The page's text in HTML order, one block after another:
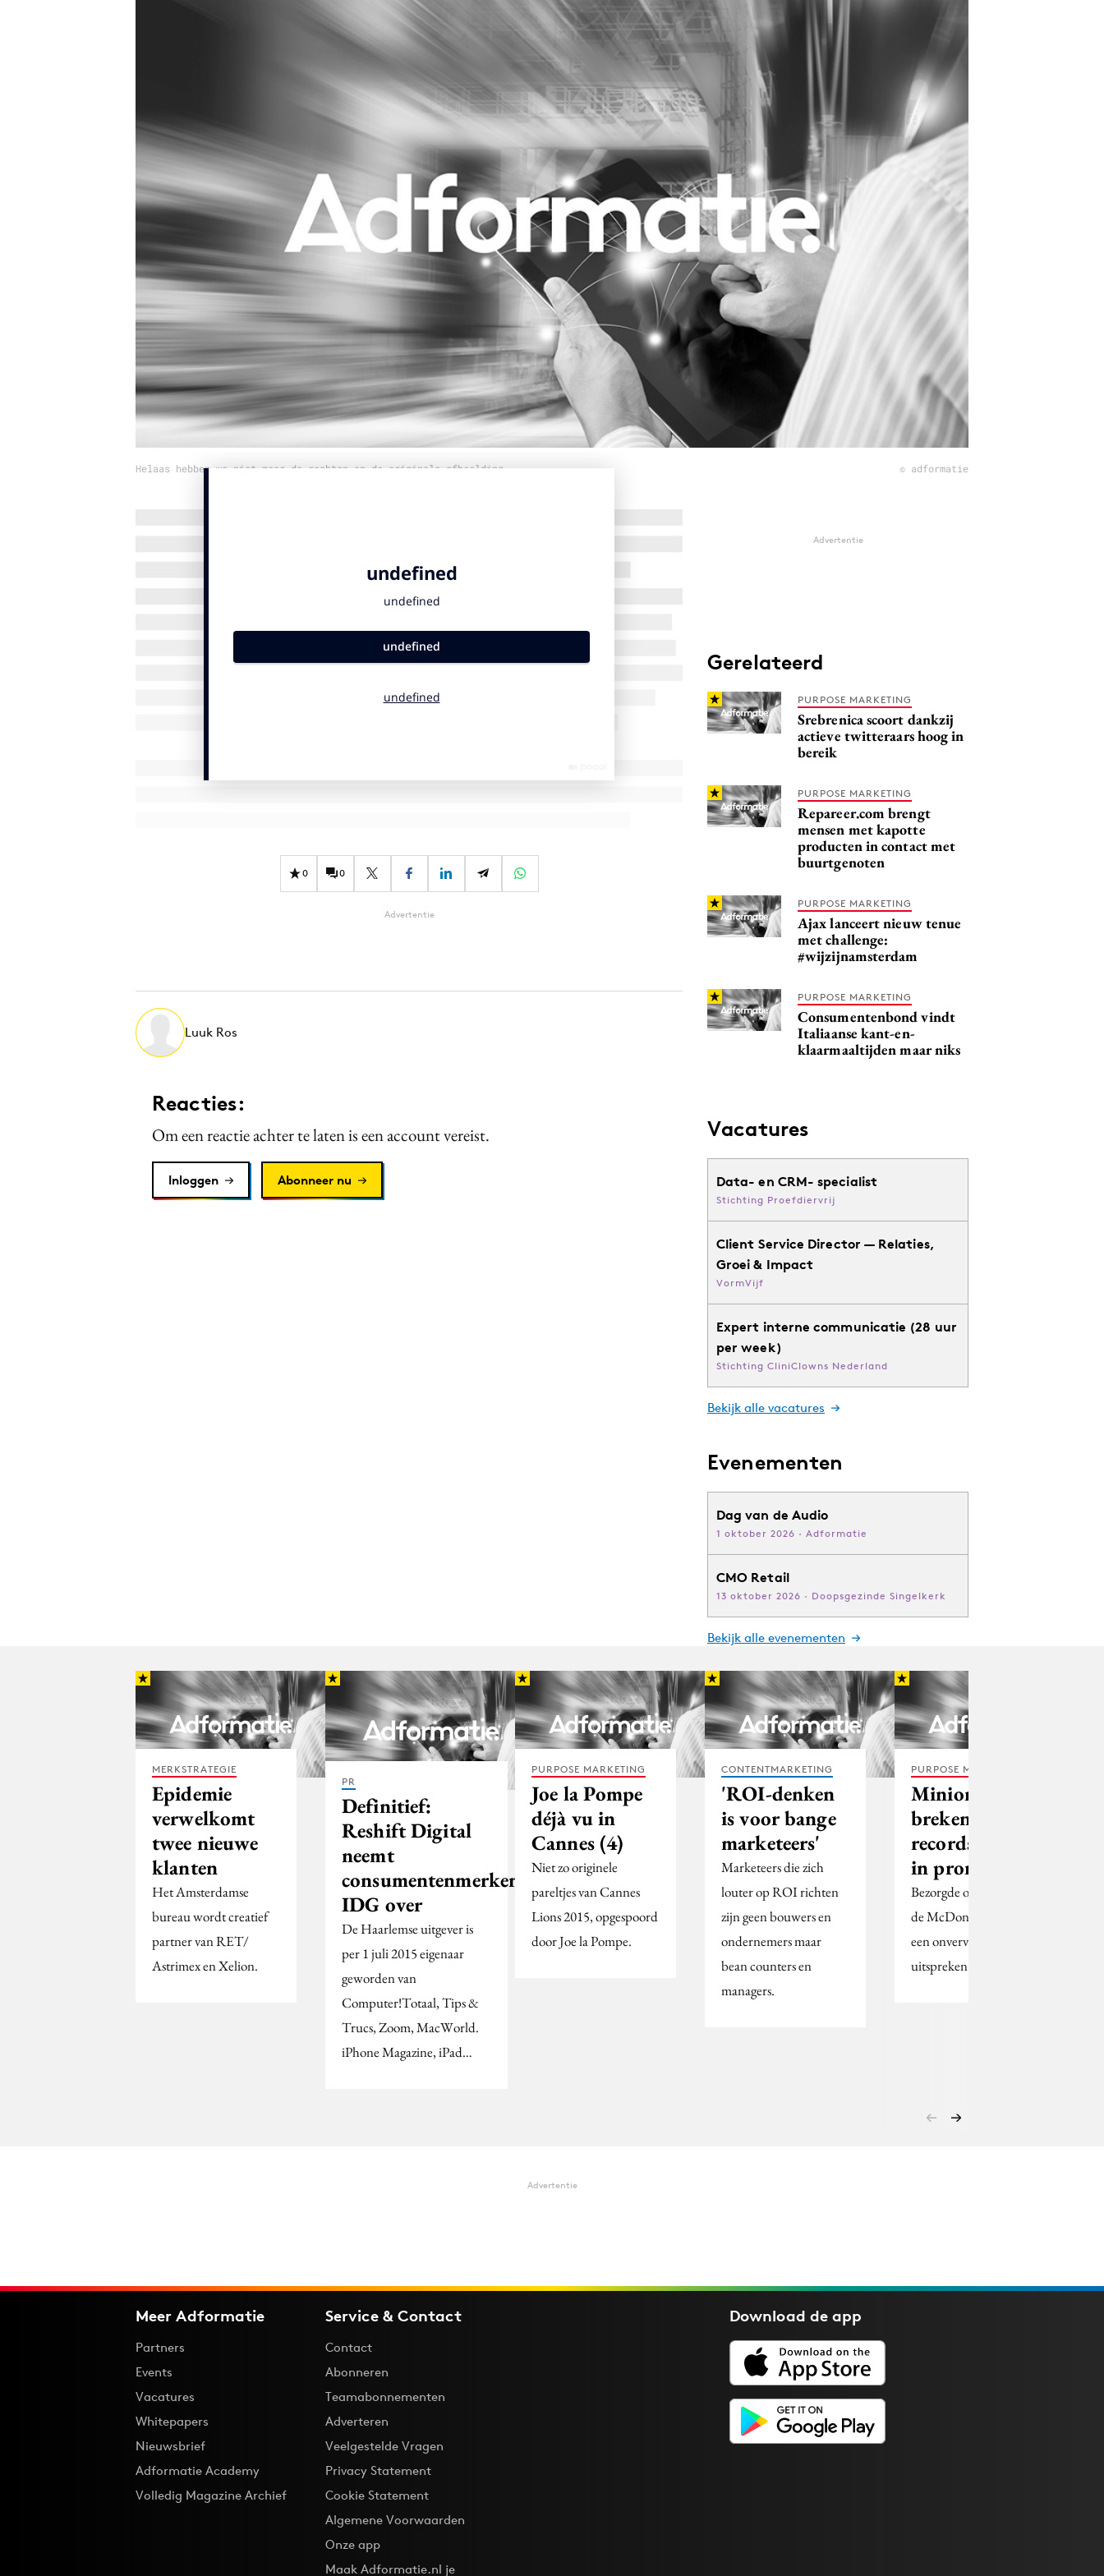
Gedragsverandering
Influencer marketing
Interne communicatie
Purpose Marketing
Reputatie & crisis
Helaas hebben we niet meer de rechten op de originele afbeelding © adformatie
0 0
Advertentie
Luuk Ros
Reacties:
Om een reactie achter te laten is een account vereist.
Inloggen Abonneer nu
Advertentie
Gerelateerd
PURPOSE MARKETING
Srebrenica scoort dankzij
actieve twitteraars hoog in
bereik
PURPOSE MARKETING
Repareer.com brengt
mensen met kapotte
producten in contact met
buurtgenoten
PURPOSE MARKETING
Ajax lanceert nieuw tenue
met challenge:
#wijzijnamsterdam
PURPOSE MARKETING
Consumentenbond vindt
Italiaanse kant-en-
klaarmaaltijden maar niks
Vacatures
Data- en CRM- specialist
Stichting Proefdiervrij
Client Service Director — Relaties,
Groei & Impact
VormVijf
Expert interne communicatie (28 uur
per week)
Stichting CliniClowns Nederland
Bekijk alle vacatures
Evenementen
Dag van de Audio
1 oktober 2026 · Adformatie
CMO Retail
13 oktober 2026 · Doopsgezinde Singelkerk
Bekijk alle evenementen
MERKSTRATEGIE
Epidemie
verwelkomt
twee nieuwe
klanten
Het Amsterdamse
bureau wordt creatief
partner van RET/
Astrimex en Xelion.
PR
Definitief:
Reshift Digital
neemt
consumentenmerken
IDG over
De Haarlemse uitgever is
per 1 juli 2015 eigenaar
geworden van
Computer!Totaal, Tips &
Trucs, Zoom, MacWorld.
iPhone Magazine, iPad…
PURPOSE MARKETING
Joe la Pompe
déjà vu in
Cannes (4)
Niet zo originele
pareltjes van Cannes
Lions 2015, opgespoord
door Joe la Pompe.
CONTENTMARKETING
'ROI-denken
is voor bange
marketeers'
Marketeers die zich
louter op ROI richten
zijn geen bouwers en
ondernemers maar
bean counters en
managers.
PURPOSE MARKETING
Minions
breken alle
records, ook
in promo
Bezorgde ouders horen
de McDonald’s Minion
een onvervalste WTF
uitspreken
Advertentie
Meer Adformatie
Partners
Events
Vacatures
Whitepapers
Nieuwsbrief
Adformatie Academy
Volledig Magazine Archief
Service & Contact
Contact
Abonneren
Teamabonnementen
Adverteren
Veelgestelde Vragen
Privacy Statement
Cookie Statement
Algemene Voorwaarden
Onze app
Maak Adformatie.nl je
Download deapp